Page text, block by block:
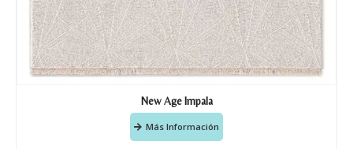
New Age Impala
Más Información